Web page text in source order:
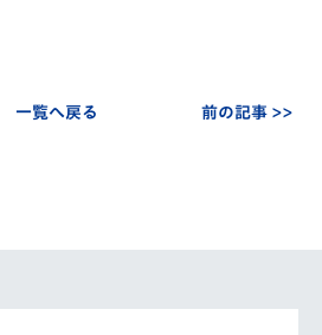
一覧へ戻る 前の記事 >>